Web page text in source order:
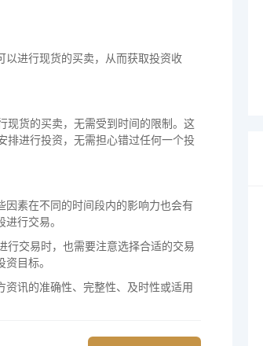
以进行现货的买卖，从而获取投资收
现货的买卖，无需受到时间的限制。这
排进行投资，无需担心错过任何一个投
素在不同的时间段内的影响力也会有
行交易。
行交易时，也需要注意选择合适的交易
目标。
资讯的准确性、完整性、及时性或适用